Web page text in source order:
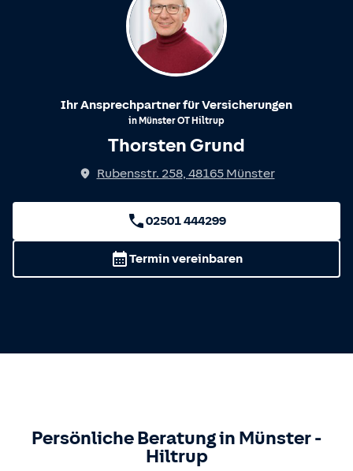
Ihr Ansprechpartner für Versicherungen
in MünsterOT Hiltrup
Thorsten Grund
Rubensstr. 258, 48165 Münster
02501 444299
Termin vereinbaren
Persönliche Beratung in Münster-
Hiltrup